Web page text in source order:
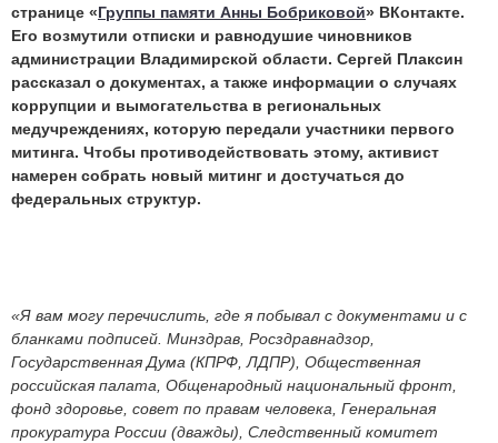
странице «Группы памяти Анны Бобриковой» ВКонтакте.
Его возмутили отписки и равнодушие чиновников
администрации Владимирской области. Сергей Плаксин
рассказал о документах, а также информации о случаях
коррупции и вымогательства в региональных
медучреждениях, которую передали участники первого
митинга. Чтобы противодействовать этому, активист
намерен собрать новый митинг и достучаться до
федеральных структур.
«Я вам могу перечислить, где я побывал с документами и с
бланками подписей. Минздрав, Росздравнадзор,
Государственная Дума (КПРФ, ЛДПР), Общественная
российская палата, Общенародный национальный фронт,
фонд здоровье, совет по правам человека, Генеральная
прокуратура России (дважды), Следственный комитет